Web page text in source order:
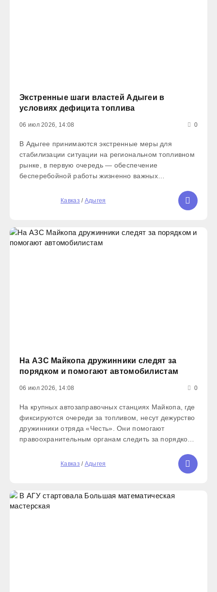
Экстренные шаги властей Адыгеи в
условиях дефицита топлива
06 июл 2026, 14:08 0
В Адыгее принимаются экстренные меры для
стабилизации ситуации на региональном топливном
рынке, в первую очередь — обеспечение
бесперебойной работы жизненно важных
помощь, МЧС и правоохранительные органы,
полностью обеспечены дизельным топливом, а для
Кавказ / Адыгея
На АЗС Майкопа дружинники следят за
порядком и помогают автомобилистам
06 июл 2026, 14:08 0
На крупных автозаправочных станциях Майкопа, где
фиксируются очереди за топливом, несут дежурство
дружинники отряда «Честь». Они помогают
правоохранительным органам следить за порядком,
питьевой водой. Основная задача дружинников —
Кавказ / Адыгея